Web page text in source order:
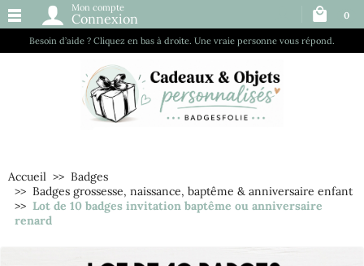
Besoin d’aide ? Cliquez en bas à droite. Une vraie personne vous répond.
Mon compte
Connexion 0
Accueil
Badges
Badges grossesse, naissance, baptême & anniversaire enfant
Lot de 10 badges invitation baptême ou anniversaire
renard